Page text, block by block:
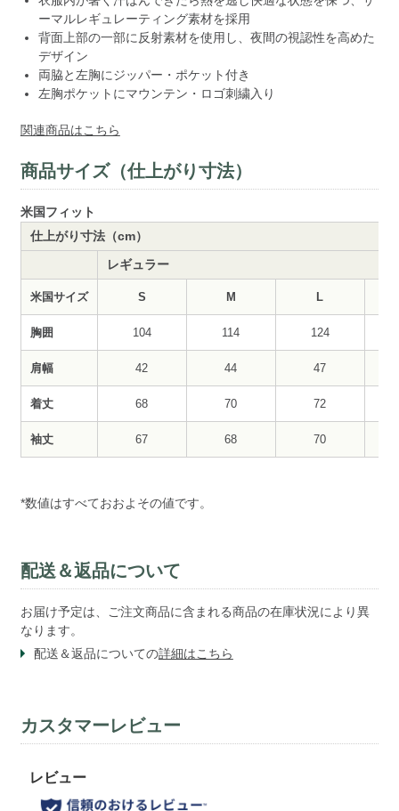
ーマルレギュレーティング素材を採用
背面上部の一部に反射素材を使用し、夜間の視認性を高めた
デザイン
両脇と左胸にジッパー・ポケット付き
左胸ポケットにマウンテン・ロゴ刺繍入り
関連商品はこちら
商品サイズ（仕上がり寸法）
米国フィット
仕上がり寸法（cm）
レギュラー
米国サイズ S M L
胸囲 104 114 124
肩幅 42 44 47
着丈 68 70 72
袖丈 67 68 70
*数値はすべておおよその値です。
配送＆返品について
お届け予定は、ご注文商品に含まれる商品の在庫状況により異
なります。
配送＆返品についての詳細はこちら
カスタマーレビュー